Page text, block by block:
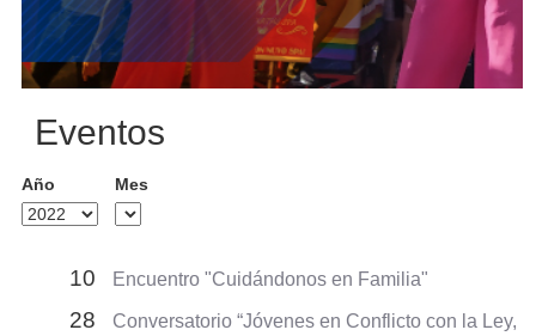
Eventos
Año Mes
10 Encuentro "Cuidándonos en Familia"
28
Conversatorio “Jóvenes en Conflicto con la Ley,